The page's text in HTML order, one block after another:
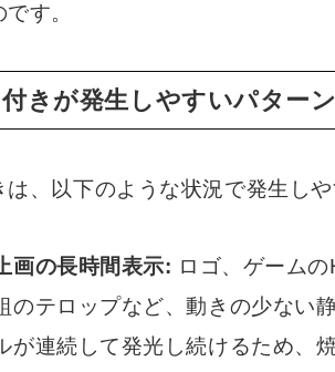
す。
きが発生しやすいパター
は、以下のような状況で発生し
画の長時間表示: ロゴ、ゲーム
のテロップなど、動きの少ない
が連続して発光し続けるため、